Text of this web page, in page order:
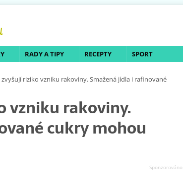
RADY A TIPY RECEPTY SPORT
zvyšují riziko vzniku rakoviny. Smažená jídla i rafinované
vzniku rakoviny.
cukry mohou